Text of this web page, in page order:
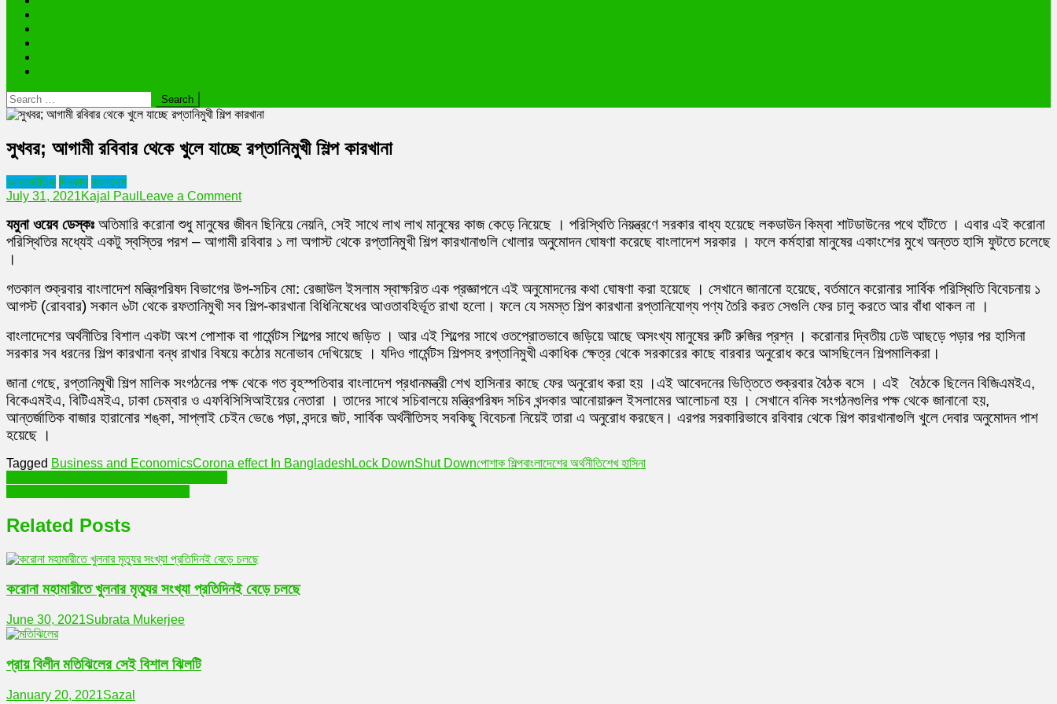
Search
for:
সুখবর; আগামী রবিবার থেকে খুলে যাচ্ছে রপ্তানিমুখী শিল্প কারখানা
আন্তর্জাতিক দিনকাল বাংলাদেশ
July 31, 2021Kajal Paul Leave a Commenton
আগামী
রবিবার
যাচ্ছে
রপ্তানিমুখী
শিল্প
যমুনা ওয়েব ডেস্কঃ অতিমারি করোনা শুধু মানুষের জীবন ছিনিয়ে নেয়নি, সেই সাথে লাখ লাখ মানুষের কাজ কেড়ে নিয়েছে । পরিস্থিতি নিয়ন্ত্রণে সরকার বাধ্য হয়েছে লকডাউন কিম্বা শাটডাউনের পথে হাঁটতে । এবার এই করোনা
পরিস্থিতির মধ্যেই একটু স্বস্তির পরশ – আগামী রবিবার ১ লা অগাস্ট থেকে রপ্তানিমুখী শিল্প কারখানাগুলি খোলার অনুমোদন ঘোষণা করেছে বাংলাদেশ সরকার । ফলে কর্মহারা মানুষের একাংশের মুখে অন্তত হাসি ফুটতে চলেছে
।
গতকাল শুক্রবার বাংলাদেশ মন্ত্রিপরিষদ বিভাগের উপ-সচিব মো: রেজাউল ইসলাম স্বাক্ষরিত এক প্রজ্ঞাপনে এই অনুমোদনের কথা ঘোষণা করা হয়েছে । সেখানে জানানো হয়েছে, বর্তমানে করোনার সার্বিক পরিস্থিতি বিবেচনায় ১
আগস্ট (রোববার) সকাল ৬টা থেকে রফতানিমুখী সব শিল্প-কারখানা বিধিনিষেধের আওতাবহির্ভূত রাখা হলো। ফলে যে সমস্ত শিল্প কারখানা রপ্তানিযোগ্য পণ্য তৈরি করত সেগুলি ফের চালু করতে আর বাঁধা থাকল না ।
বাংলাদেশের অর্থনীতির বিশাল একটা অংশ পোশাক বা গার্মেন্টস শিল্পের সাথে জড়িত । আর এই শিল্পের সাথে ওতপ্রোতভাবে জড়িয়ে আছে অসংখ্য মানুষের রুটি রুজির প্রশ্ন । করোনার দ্বিতীয় ঢেউ আছড়ে পড়ার পর হাসিনা
সরকার সব ধরনের শিল্প কারখানা বন্ধ রাখার বিষয়ে কঠোর মনোভাব দেখিয়েছে । যদিও গার্মেন্টস শিল্পসহ রপ্তানিমুখী একাধিক ক্ষেত্র থেকে সরকারের কাছে বারবার অনুরোধ করে আসছিলেন শিল্পমালিকরা।
জানা গেছে, রপ্তানিমুখী শিল্প মালিক সংগঠনের পক্ষ থেকে গত বৃহস্পতিবার বাংলাদেশ প্রধানমন্ত্রী শেখ হাসিনার কাছে ফের অনুরোধ করা হয় ।এই আবেদনের ভিত্তিতে শুক্রবার বৈঠক বসে । এই বৈঠকে ছিলেন বিজিএমইএ,
বিকেএমইএ, বিটিএমইএ, ঢাকা চেম্বার ও এফবিসিসিআইয়ের নেতারা । তাদের সাথে সচিবালয়ে মন্ত্রিপরিষদ সচিব খন্দকার আনোয়ারুল ইসলামের আলোচনা হয় । সেখানে বনিক সংগঠনগুলির পক্ষ থেকে জানানো হয়,
আন্তর্জাতিক বাজার হারানোর শঙ্কা, সাপ্লাই চেইন ভেঙে পড়া, বন্দরে জট, সার্বিক অর্থনীতিসহ সবকিছু বিবেচনা নিয়েই তারা এ অনুরোধ করছেন। এরপর সরকারিভাবে রবিবার থেকে শিল্প কারখানাগুলি খুলে দেবার অনুমোদন পাশ
হয়েছে ।
Tagged Business and EconomicsCorona effect In Bangladesh Lock DownShut Downপোশাক শিল্পবাংলাদেশের অর্থনীতিশেখ হাসিনা
Post
navigation
Related Posts
করোনা মহামারীতে খুলনার মৃত্যুর সংখ্যা প্রতিদিনই বেড়ে চলছে
June 30, 2021Subrata Mukerjee
প্রায় বিলীন মতিঝিলের সেই বিশাল ঝিলটি
January 20, 2021Sazal